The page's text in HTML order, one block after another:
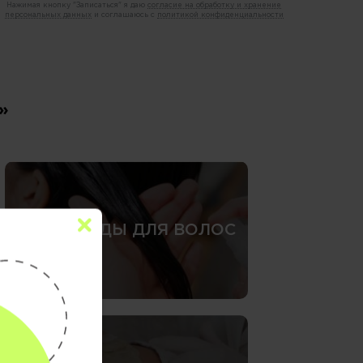
Нажимая кнопку "Записаться" я даю
согласие на обработку и хранение
персональных данных
и соглашаюсь с политикой конфиденциальности
СПА-УХОДЫ ДЛЯ ВОЛОС